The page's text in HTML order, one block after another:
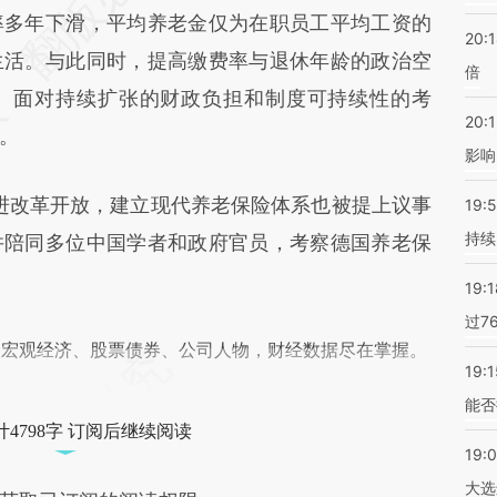
不代表财新观点和立场。推荐点击链接阅读原
年下滑，平均养老金仅为在职员工平均工资的
。与此同时，提高缴费率与退休年龄的政治空
面对持续扩张的财政负担和制度可持续性的考
开放，建立现代养老保险体系也被提上议事
同多位中国学者和政府官员，考察德国养老保
观经济、股票债券、公司人物，财经数据尽在掌握。
4798字 订阅后继续阅读
倍
影
持
过
能
大